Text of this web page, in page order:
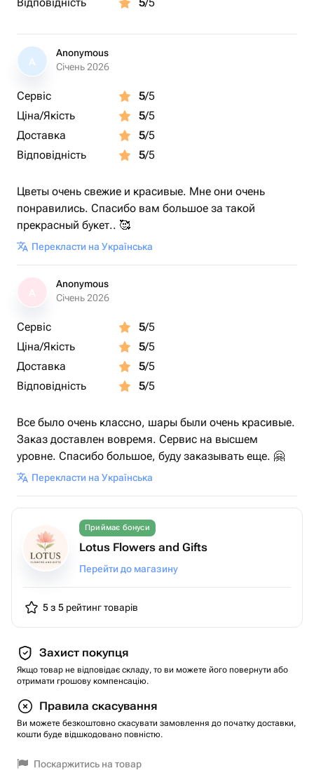
A
Anonymous
Січень 2026
Сервіс 5/5
Ціна/Якість
5/5
Доставка
5/5
Відповідність
5/5
Цветы очень свежие и красивые. Мне они очень
понравились. Спасибо вам большое за такой
прекрасный букет.. 🥰
Перекласти на Українська
Anonymous
Січень 2026
Сервіс 5/5
Ціна/Якість
5/5
Доставка
5/5
Відповідність
5/5
Все было очень классно, шары были очень красивые.
Заказ доставлен вовремя. Сервис на высшем
уровне. Спасибо большое, буду заказывать еще. 🤗
Перекласти на Українська
Приймає бонуси
Lotus Flowers and Gifts
Перейти до магазину
5 з 5 рейтинг товарів
Захист покупця
Якщо товар не відповідає складу, то ви можете його повернути або
отримати грошову компенсацію.
Правила скасування
Ви можете безкоштовно скасувати замовлення до початку доставки,
кошти буде відшкодовано повністю.
Поскаржитись на товар